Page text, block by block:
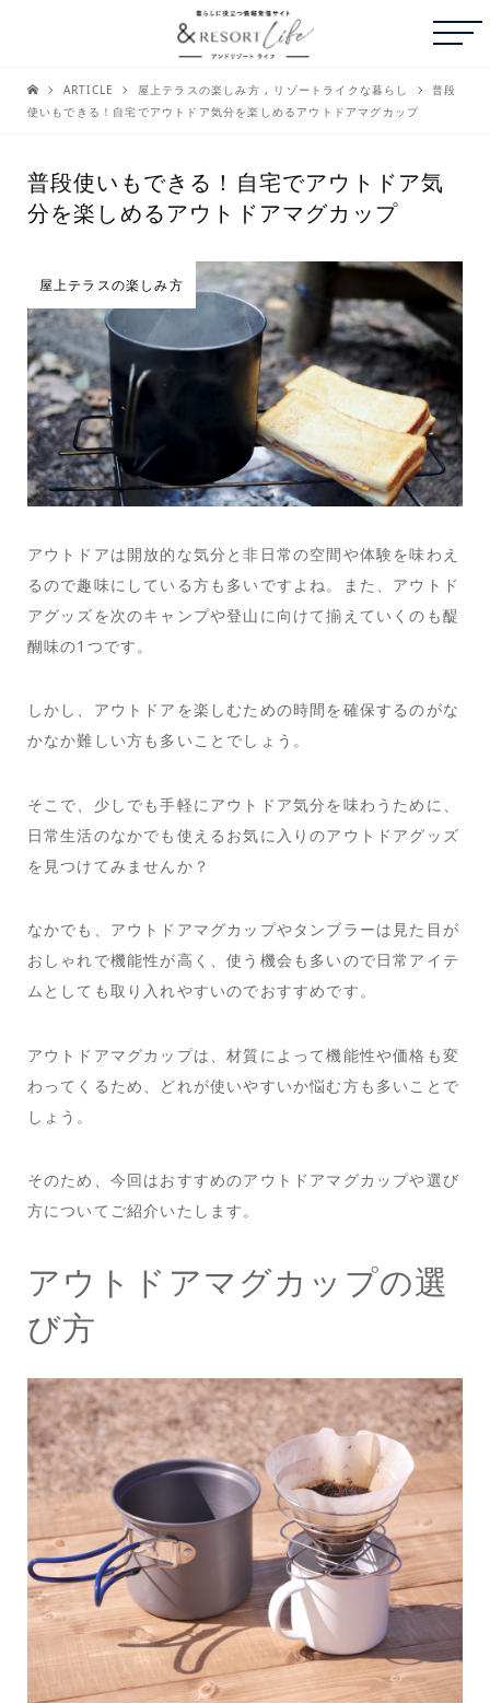
ARTICLE 屋上テラスの楽しみ方 , リゾートライクな暮らし
普段
使いもできる！自宅でアウトドア気分を楽しめるアウトドアマグカップ
普段使いもできる！自宅でアウトドア気
分を楽しめるアウトドアマグカップ
屋上テラスの楽しみ方
アウトドアは開放的な気分と非日常の空間や体験を味わえ
るので趣味にしている方も多いですよね。また、アウトド
アグッズを次のキャンプや登山に向けて揃えていくのも醍
醐味の1つです。
しかし、アウトドアを楽しむための時間を確保するのがな
かなか難しい方も多いことでしょう。
そこで、少しでも手軽にアウトドア気分を味わうために、
日常生活のなかでも使えるお気に入りのアウトドアグッズ
を見つけてみませんか？
なかでも、アウトドアマグカップやタンブラーは見た目が
おしゃれで機能性が高く、使う機会も多いので日常アイテ
ムとしても取り入れやすいのでおすすめです。
アウトドアマグカップは、材質によって機能性や価格も変
わってくるため、どれが使いやすいか悩む方も多いことで
しょう。
そのため、今回はおすすめのアウトドアマグカップや選び
方についてご紹介いたします。
アウトドアマグカップの選
び方